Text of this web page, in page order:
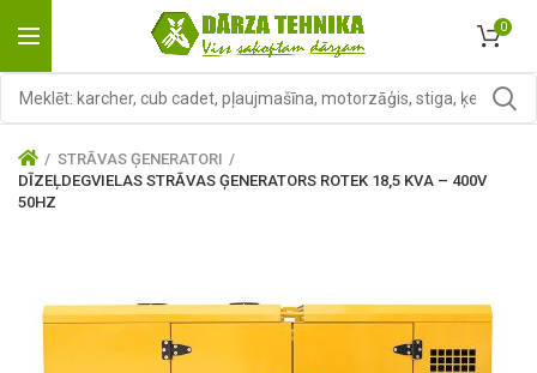
0
STRĀVAS ĢENERATORI
DĪZEĻDEGVIELAS STRĀVAS ĢENERATORS ROTEK 18,5 KVA – 400V
50HZ